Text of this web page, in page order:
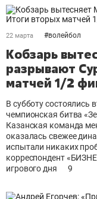
22 марта #волейбол
Кобзарь
разрывают
матчей 1/2
В субботу состоялись
чемпионская битва
Казанская команда
оказалась свежее
испытали никаких
корреспондент
игрового дня
9